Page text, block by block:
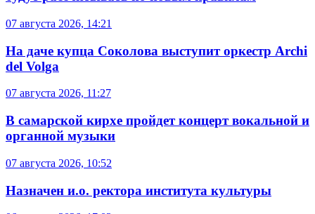
07 августа 2026, 14:21
На даче купца Соколова выступит оркестр Archi
del Volga
07 августа 2026, 11:27
В самарской кирхе пройдет концерт вокальной и
органной музыки
07 августа 2026, 10:52
Назначен и.о. ректора института культуры